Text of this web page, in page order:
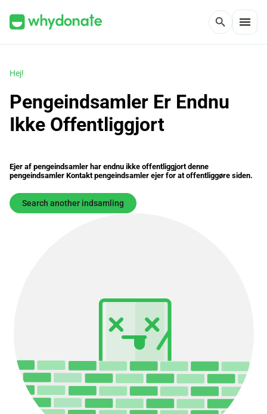
search menu
Hej!
Pengeindsamler Er Endnu
Ikke Offentliggjort
Ejer af pengeindsamler har endnu ikke offentliggjort denne
pengeindsamler Kontakt pengeindsamler ejer for at offentliggøre siden.
Search another indsamling